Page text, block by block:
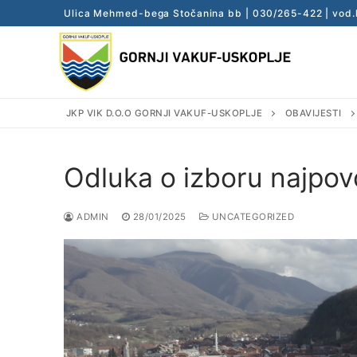
to
Ulica Mehmed-bega Stočanina bb ‎‎‎‎| 030/265-422 |
Search
for:
Naslovna
Obavijesti
Vodovod
JKP VIK D.O.O GORNJI VAKUF-USKOPLJE OBAVIJESTI
Odluka o izboru
ADMIN 28/01/2025 UNCATEGORIZED